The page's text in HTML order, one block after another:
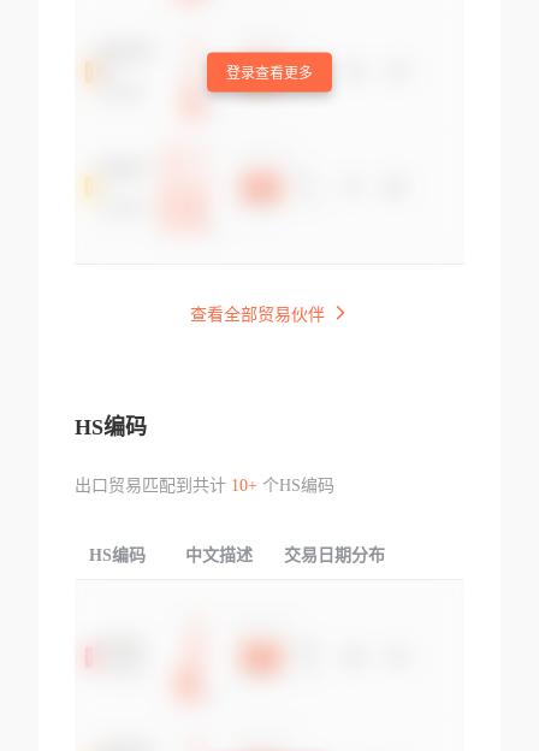
登录查看更多
查看全部贸易伙伴
HS编码
出口贸易匹配到共计 10+个HS编码
HS编码 中文描述 交易日期分布